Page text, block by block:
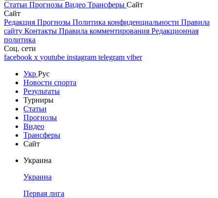
Статьи Прогнозы Видео Трансферы Сайт
Сайт
Редакция Прогнозы Политика конфиденциальности Правила
сайту Контакты Правила комментирования Редакционная
политика
Соц. сети
facebook x youtube instagram telegram viber
Укр Рус
Новости спорта
Результаты
Турниры
Статьи
Прогнозы
Видео
Трансферы
Сайт
Украина
Украина
Первая лига